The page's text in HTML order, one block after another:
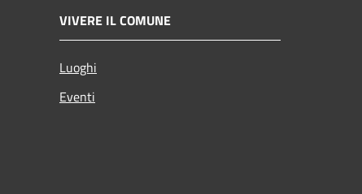
VIVERE IL COMUNE
Luoghi
Eventi